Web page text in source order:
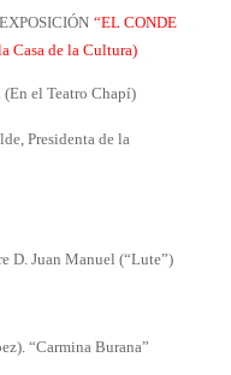
“EL CONDE
Casa de la Cultura)
el Teatro Chapí)
Presidenta de la
D. Juan Manuel (“Lute”)
“Carmina Burana”